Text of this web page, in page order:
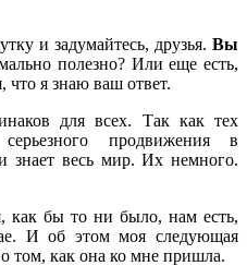
и задумайтесь, друзья. Вы
полезно? Или еще есть,
что я знаю ваш ответ.
для всех. Так как тех
продвижения в
знает весь мир. Их немного.
как бы то ни было, нам есть,
И об этом моя следующая
том, как она ко мне пришла.